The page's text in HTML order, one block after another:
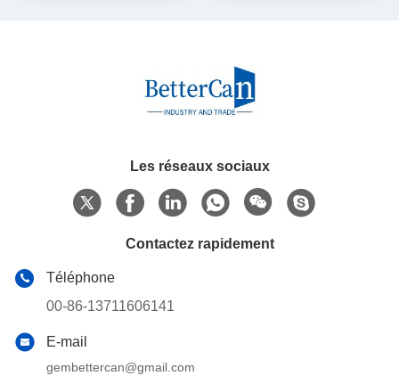
Les réseaux sociaux
Contactez rapidement
Téléphone
00-86-13711606141
E-mail
gembettercan@gmail.com